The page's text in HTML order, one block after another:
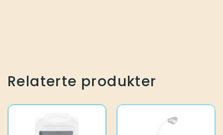
Relaterte produkter